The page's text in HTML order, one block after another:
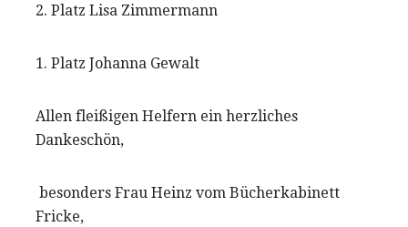
2. Platz Lisa Zimmermann
1. Platz Johanna Gewalt
Allen fleißigen Helfern ein herzliches
Dankeschön,
besonders Frau Heinz vom Bücherkabinett
Fricke,